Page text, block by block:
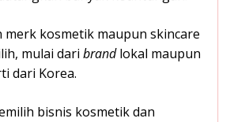
merk kosmetik maupun skincare
mulai dari brandlokal maupun
dari Korea.
bisnis kosmetik dan